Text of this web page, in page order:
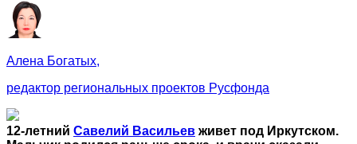
Алена Богатых,
редактор региональных проектов Русфонда
12-летний Савелий Васильев живет под Иркутском.